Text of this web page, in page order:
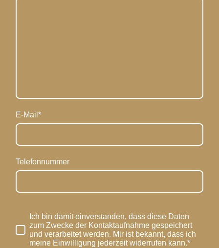
E-Mail *
Telefonnummer
Ich bin damit einverstanden, dass diese Daten
zum Zwecke der Kontaktaufnahme gespeichert
und verarbeitet werden. Mir ist bekannt, dass ich
meine Einwilligung jederzeit widerrufen kann.*